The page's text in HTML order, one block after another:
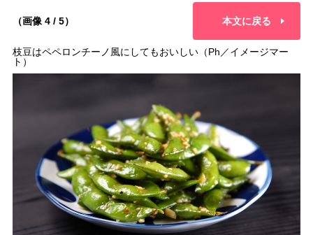
（画像 4 / 5） 本文に戻る
枝豆はペペロンチーノ風にしてもおいしい（Ph／イメージマー
ト）